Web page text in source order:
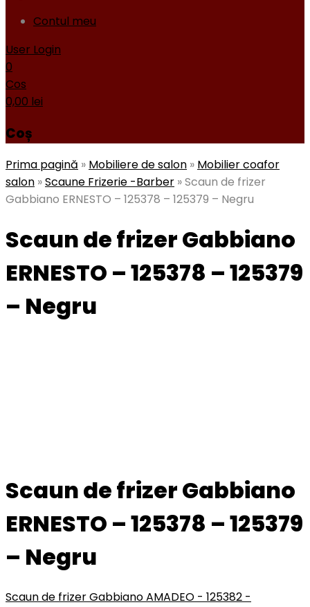
Contul meu
User Login
0
Cos
0,00 lei
Coș
Prima pagină » Mobiliere de salon » Mobilier coafor
salon »Scaune Frizerie -Barber »Scaun de frizer
Gabbiano ERNESTO – 125378 – 125379 – Negru
Scaun de frizer Gabbiano
ERNESTO – 125378 – 125379
– Negru
Scaun de frizer Gabbiano
ERNESTO – 125378 – 125379
– Negru
Scaun de frizer Gabbiano AMADEO - 125382 -